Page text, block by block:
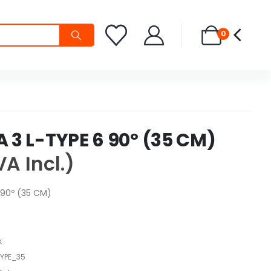
0
3 L-TYPE 6 90º (35 CM)
Incl.)
(35 CM)